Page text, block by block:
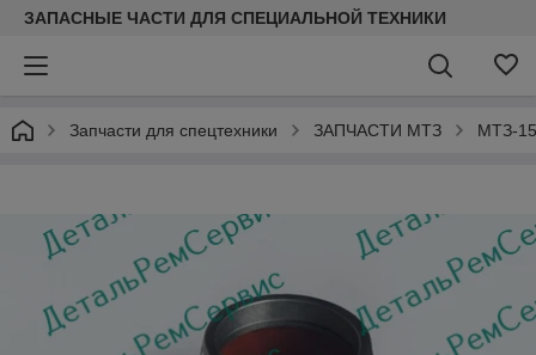
ЗАПАСНЫЕ ЧАСТИ ДЛЯ СПЕЦИАЛЬНОЙ ТЕХНИКИ
Запчасти для спецтехники ЗАПЧАСТИ МТЗ МТЗ-